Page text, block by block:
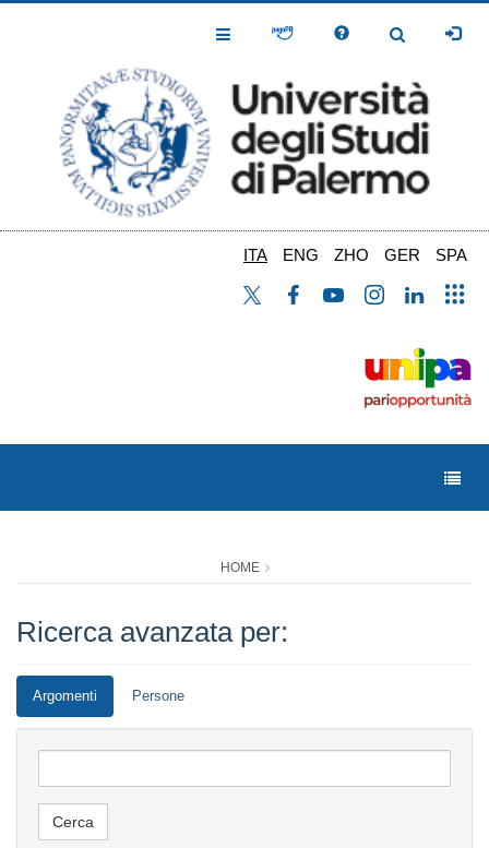
Toggle
Toggle
ITA ENG ZHO GER SPA
HOME
Ricerca avanzata per:
Argomenti Persone